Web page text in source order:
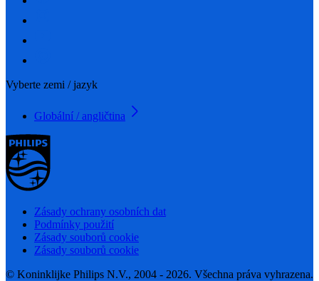
Vyberte zemi / jazyk
Globální / angličtina
Zásady ochrany osobních dat
Podmínky použití
Zásady souborů cookie
Zásady souborů cookie
© Koninklijke Philips N.V., 2004 - 2026. Všechna práva vyhrazena.